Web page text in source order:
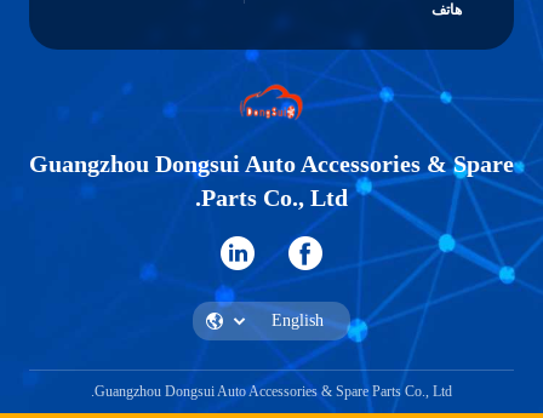
هاتف
Guangzhou Dongsui Auto Accessories & Spare
Parts Co., Ltd.
Guangzhou Dongsui Auto Accessories & Spare Parts Co., Ltd.